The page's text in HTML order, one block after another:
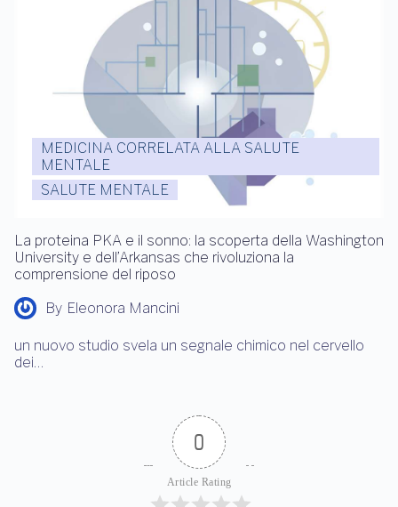
MEDICINA CORRELATA ALLA SALUTE
MENTALE
SALUTE MENTALE
La proteina PKA e il sonno: la scoperta della Washington
University e dell’Arkansas che rivoluziona la
comprensione del riposo
By Eleonora Mancini
un nuovo studio svela un segnale chimico nel cervello
dei…
0
Article Rating